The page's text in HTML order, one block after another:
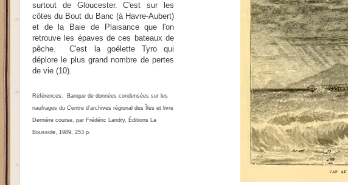
surtout de Gloucester. C'est sur les
côtes du Bout du Banc (à Havre-Aubert)
et de la Baie de Plaisance que l'on
retrouve les épaves de ces bateaux de
pêche. C'est la goélette Tyro qui
déplore le plus grand nombre de pertes
de vie (10).
Références:
Banque de données condensées sur les
naufrages du Centre d'archives régional des Îles et livre
Dernière course, par Frédéric Landry, Éditions La
Boussole, 1989, 253 p.